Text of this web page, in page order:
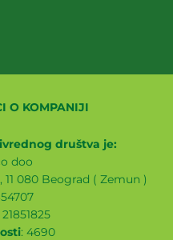
O KOMPANIJI
društva je:
doo
080 Beograd ( Zemun )
21851825
: 4690